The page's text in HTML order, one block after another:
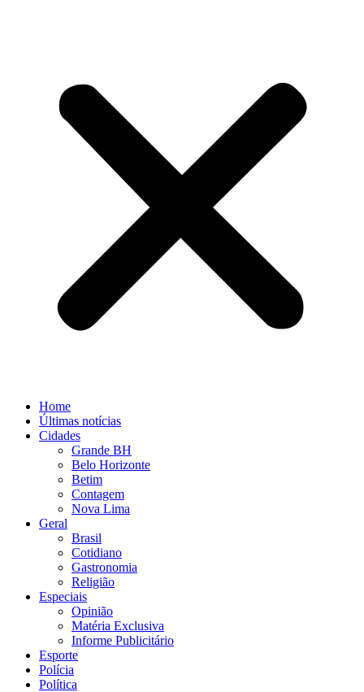
Home
Últimas notícias
Cidades
Grande BH
Belo Horizonte
Betim
Contagem
Nova Lima
Geral
Brasil
Cotidiano
Gastronomia
Religião
Especiais
Opinião
Matéria Exclusiva
Informe Publicitário
Esporte
Polícia
Política